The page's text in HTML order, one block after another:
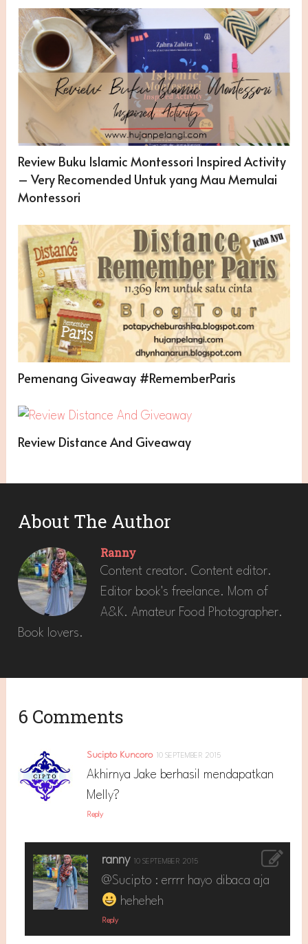
Review Buku Islamic Montessori Inspired Activity
– Very Recomended Untuk yang Mau Memulai
Montessori
Pemenang Giveaway #RememberParis
Review Distance And Giveaway
About The Author
Ranny
Content creator. Content editor.
Editor book's freelance. Mom of
A&K. Amateur Food Photographer.
Book lovers.
6 Comments
Sucipto Kuncoro 10 SEPTEMBER 2015
Akhirnya Jake berhasil mendapatkan
Melly?
Reply
ranny 10 SEPTEMBER 2015
@Sucipto : errrr hayo dibaca aja
heheheh
Reply